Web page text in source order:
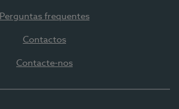
Perguntas frequentes
Contactos
Contacte-nos